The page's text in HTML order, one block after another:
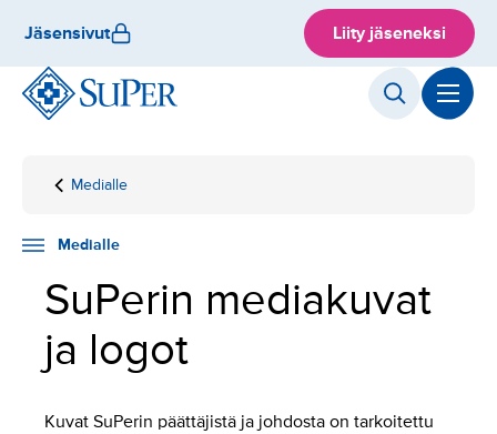
sisältöön
Jäsensivut Liity jäseneksi
Etusivu
Medialle
Mediakuvat
Medialle
SuPerin mediakuvat
ja logot
Kuvat SuPerin päättäjistä ja johdosta on tarkoitettu